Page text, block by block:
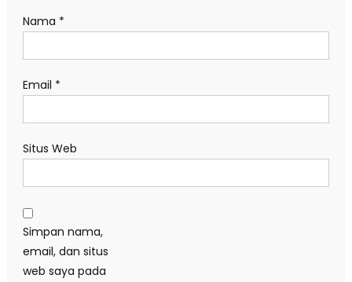
Nama *
Email *
Situs Web
Simpan nama,
email, dan situs
web saya pada